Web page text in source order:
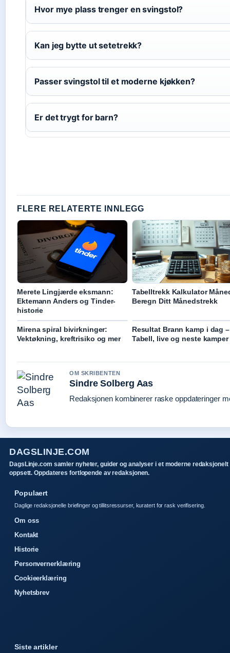
Hvor mye plass trenger en svingstol?
Kan jeg bytte ut setetrekk?
Passer svingstol til et moderne kjøkken?
Er det trygt for barn?
FLERE RELATERTE INNLEGG
Merete Lingjærde eksmann:
Ektemann Anders og Tinder-
historie
Tabelltrekk Kalkulator
Beregn Ditt Månedstrekk
Mirena spiral bivirkninger:
Vektøkning, kreftrisiko og mer
Resultat Brann kamp i dag –
Tabell, live og neste kamper
OM SKRIBENTEN
Sindre Solberg Aas
Redaksjonen kombinerer raske oppdateringer
DAGSLINJE.COM
DagsLinje.com samler nyheter, guider og analyser i et moderne redaksjonelt
oppsett. Oppdateres fortlopende av redaksjonen.
Populaert
Daglige redaksjonelle briefinger og tillitsressurser, kuratert for rask verifisering.
Om oss
Kontakt
Historie
Personvernerklæring
Cookieerklæring
Nyhetsbrev
Siste artikler